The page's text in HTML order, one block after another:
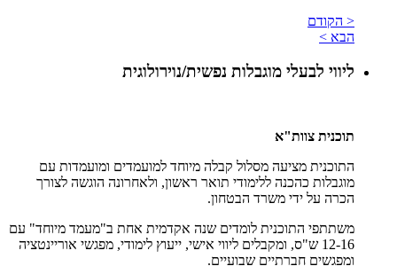
< הקודם
הבא >
ליווי לבעלי מוגבלות נפשית/נוירולוגית
תוכנית צוות"א
התוכנית מציעה מסלול קבלה מיוחד למועמדים ומועמדות עם
מוגבלות כהכנה ללימודי תואר ראשון, ולאחרונה הוגשה לצורך
הכרה על ידי משרד הבטחון.
משתתפי התוכנית לומדים שנה אקדמית אחת ב"מעמד מיוחד" עם
12-16 ש"ס, ומקבלים ליווי אישי, ייעוץ לימודי, מפגשי אוריינטציה
ומפגשים חברתיים שבועיים.